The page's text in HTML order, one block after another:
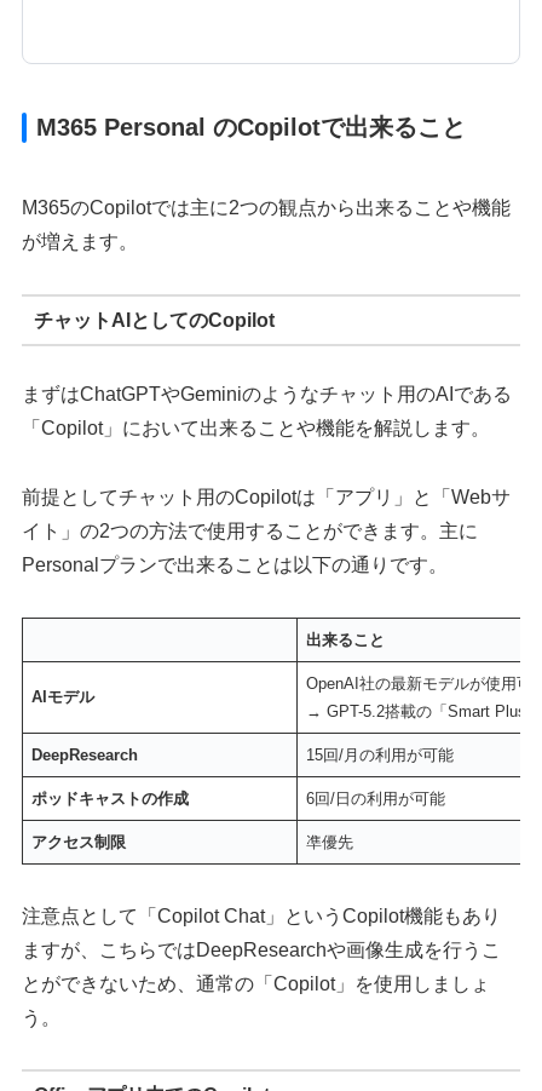
M365 Personal のCopilotで出来ること
M365のCopilotでは主に2つの観点から出来ることや機能
が増えます。
チャットAIとしてのCopilot
まずはChatGPTやGeminiのようなチャット用のAIである
「Copilot」において出来ることや機能を解説します。
前提としてチャット用のCopilotは「アプリ」と「Webサ
イト」の2つの方法で使用することができます。主に
Personalプランで出来ることは以下の通りです。
出来ること
AIモデル
OpenAI社の最新モデルが使用可
→ GPT-5.2搭載の「Smart Plus
DeepResearch 15回/月の利用が可能
ポッドキャストの作成 6回/日の利用が可能
アクセス制限 凖優先
注意点として「Copilot Chat」というCopilot機能もあり
ますが、こちらではDeepResearchや画像生成を行うこ
とができないため、通常の「Copilot」を使用しましょ
う。